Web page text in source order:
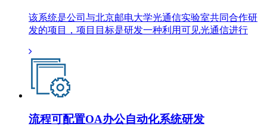
该系统是公司与北京邮电大学光通信实验室共同合作研
发的项目，项目目标是研发一种利用可见光通信进行
流程可配置OA办公自动化系统研发